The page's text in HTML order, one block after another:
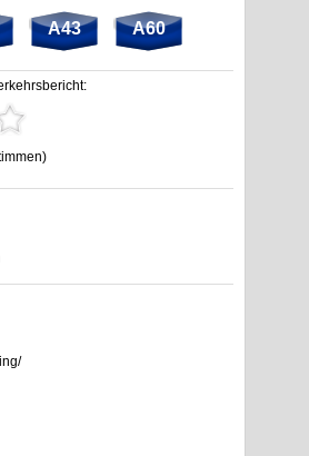
A43 A60
Nord | A44 | stau.info ,3.9out of5